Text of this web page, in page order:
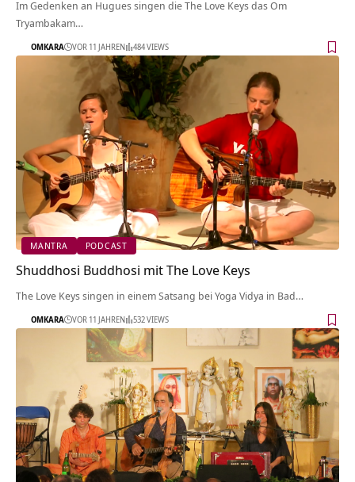
Im Gedenken an Hugues singen die The Love Keys das Om
Tryambakam…
OMKARA VOR 11 JAHREN 484 VIEWS
MANTRA PODCAST
Shuddhosi Buddhosi mit The Love Keys
The Love Keys singen in einem Satsang bei Yoga Vidya in Bad…
OMKARA VOR 11 JAHREN 532 VIEWS